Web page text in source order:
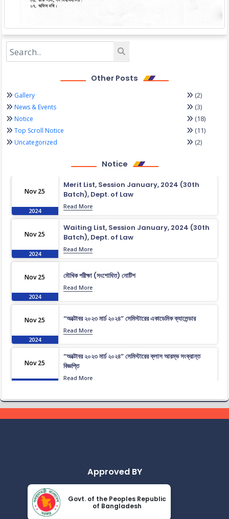
Other Posts
Gallery (2)
News & Events (3)
Notice (18)
Top Scroll Notice (11)
Uncategorized (2)
Notice
Nov 25
2024
Merit List, Session January, 2024 (30th
Batch), Dept. of Law
Read More
Nov 25
2024
Waiting List, Session January, 2024 (30th
Batch), Dept. of Law
Read More
Nov 25
2024
মৌখিক পরীক্ষা (সংশোধিত) নোটিশ
Read More
Nov 25
2024
“অক্টোবর ২০২৩ মার্চ ২০২৪” সেমিস্টারের একাডেমিক ক্যালেন্ডার
Read More
Nov 25
2024
“অক্টোবর ২০২৩ মার্চ ২০২৪” সেমিস্টারের ক্লাস আরম্ভ সংক্রান্ত
বিজ্ঞপ্তি
Read More
আইন বিভাগের সাপ্লিমেন্টারী ও ফলোন্নয়ন পরীক্ষার বিজ্ঞপ্তি
Nov 25
2024
Read More
Approved BY
Govt. of the Peoples Republic
of Bangladesh